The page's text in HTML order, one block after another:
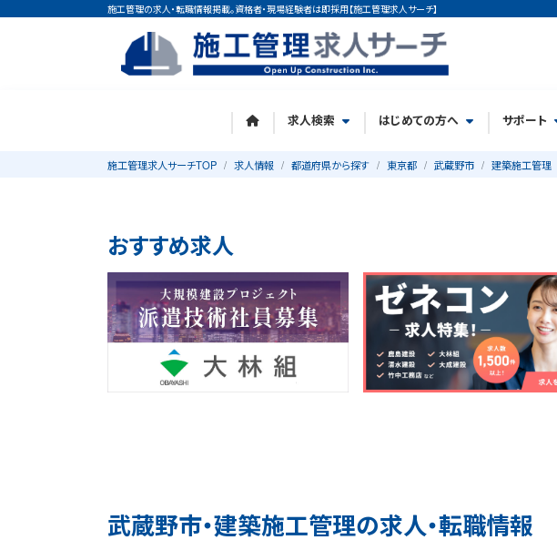
施工管理の求人・転職情報掲載。資格者・現場経験者は即採用【施工管理求人サーチ】
求人検索 はじめての方へ サポート
施工管理求人サーチTOP 求人情報 都道府県から探す 東京都 武蔵野市 建築施工管理
おすすめ求人
武蔵野市・建築施工管理の求人・転職情報